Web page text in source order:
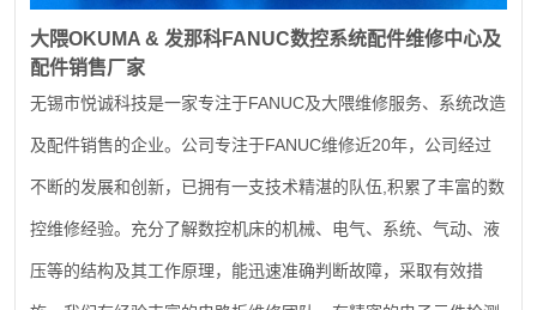
大隈OKUMA & 发那科FANUC数控系统配件维修中心及
配件销售厂家
无锡市悦诚科技是一家专注于FANUC及大隈维修服务、系统改造
及配件销售的企业。公司专注于FANUC维修近20年，公司经过
不断的发展和创新，已拥有一支技术精湛的队伍 积累了丰富的数
控维修经验。充分了解数控机床的机械、电气、系统、气动、液
压等的结构及其工作原理，能迅速准确判断故障，采取有效措